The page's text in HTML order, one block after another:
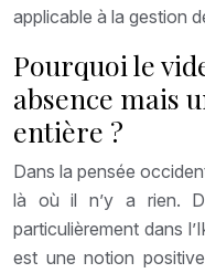
applicable à la gestion
Pourquoi le
absence mais
entière ?
Dans la pensée
là où il n’y a rien.
particulièrement dans
est une notion